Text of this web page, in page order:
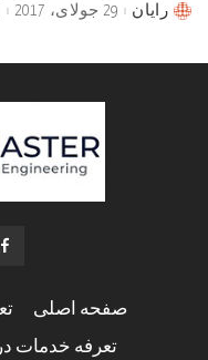
Postedرایان 29 جولای، 2017
صفحه اصلی
تعرفه خدمات